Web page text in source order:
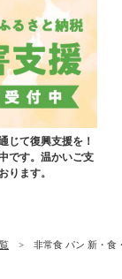
じて復興支援を！
です。温かいご支
ります。
非常食 パン 新・食